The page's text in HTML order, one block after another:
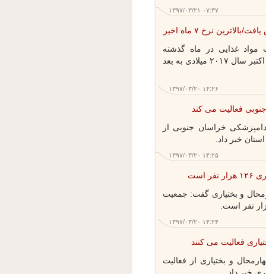
۱۳۹۷/۰۳/۲۱ ۰۷:۳۷
نرخ ۷ ماه اخیر
غذایی در ماه گذشته
میلادی(می) به بیشترین حد خود از اکتبر سال ۲۰۱۷ میلادی به بعد
۱۳۹۷/۰۳/۲۰ ۱۴:۲۶
خراسان جنوبی از
۱۳۹۷/۰۳/۲۰ ۱۴:۲۵
و بختیاری گفت: جمعیت
۱۳۹۷/۰۳/۲۰ ۱۴:۲۴
و بختیاری از فعالیت